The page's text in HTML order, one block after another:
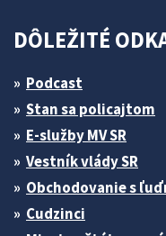
DÔLEŽITÉ
Podcast
Stan sa policajtom
E-služby MV SR
Vestník vlády SR
Obchodovanie s
Cudzinci